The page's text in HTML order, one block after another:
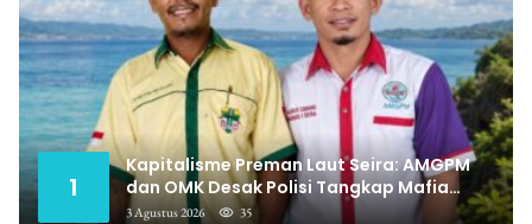
1
Kapitalisme Preman Laut Seira: AMGPM
dan OMK Desak Polisi Tangkap Mafia
Pungli
3 Agustus 2026 35